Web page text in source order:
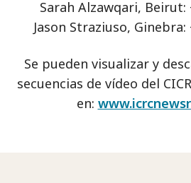
Sarah Alzawqari, Beirut:
Jason Straziuso, Ginebra:
Se pueden visualizar y
secuencias de vídeo del
en: